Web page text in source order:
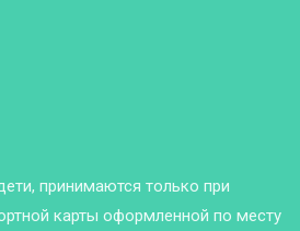
принимаются только при
карты оформленной по месту